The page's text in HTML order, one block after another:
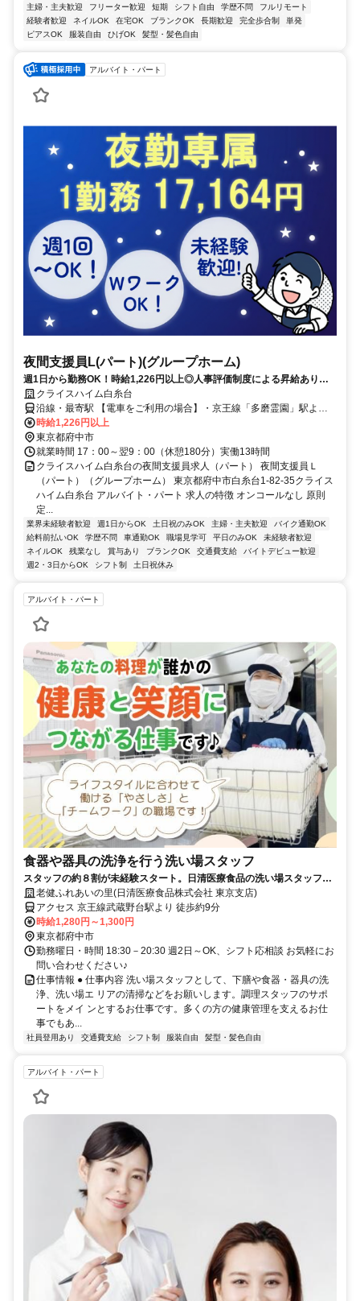
主婦・主夫歓迎 フリーター歓迎 短期 シフト自由 学歴不問
フルリモート
経験者歓迎
ネイルOK 在宅OK ブランクOK 長期歓迎 完全歩合制
単発
ピアスOK
服装自由 ひげOK 髪型・髪色自由
アルバイト・パート
夜間支援員L(パート)(グループホーム)
週1日から勤務OK！時給1,226円以上◎人事評価制度による昇給あり！
服装・髪色・ネイル自由（規定あり）♪働きやすい環境づくりを進めてい
ます！
クライスハイム白糸台
沿線・最寄駅 【電車をご利用の場合】・京王線「多磨霊園」駅より
徒歩約6分・京王線「武蔵野台」駅より徒歩約10分・西武多摩湖線
「白糸台」駅より徒歩約9分
時給1,226円以上
東京都府中市
就業時間 17：00～翌9：00（休憩180分）実働13時間
クライスハイム白糸台の夜間支援員求人（パート） 夜間支援員Ｌ
（パート）（グループホーム） 東京都府中市白糸台1-82-35クライス
ハイム白糸台 アルバイト・パート 求人の特徴 オンコールなし 原則
定...
業界未経験者歓迎 週1日からOK 土日祝のみOK 主婦・主夫歓迎
バイク通勤OK
給料前払いOK
学歴不問 車通勤OK 職場見学可 平日のみOK
未経験者歓迎
ネイルOK
残業なし 賞与あり ブランクOK 交通費支給
バイトデビュー歓迎
週2・3日からOK
シフト制 土日祝休み
アルバイト・パート
食器や器具の洗浄を行う洗い場スタッフ
スタッフの約８割が未経験スタート。日清医療食品の洗い場スタッフ
（パート・アルバイト）求人
老健ふれあいの里(日清医療食品株式会社 東京支店)
アクセス 京王線武蔵野台駅より 徒歩約9分
時給1,280円～1,300円
東京都府中市
勤務曜日・時間 18:30－20:30 週2日～OK、シフト応相談 お気軽にお
問い合わせください♪
仕事情報 ● 仕事内容 洗い場スタッフとして、下膳や食器・器具の洗
浄、洗い場エ リアの清掃などをお願いします。調理スタッフのサポ
ートをメイ ンとするお仕事です。多くの方の健康管理を支えるお仕
事でもあ...
社員登用あり 交通費支給 シフト制 服装自由 髪型・髪色自由
アルバイト・パート